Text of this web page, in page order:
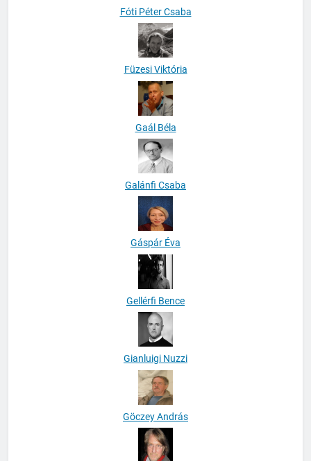
Fóti Péter Csaba
Füzesi Viktória
Gaál Béla
Galánfi Csaba
Gáspár Éva
Gellérfi Bence
Gianluigi Nuzzi
Göczey András